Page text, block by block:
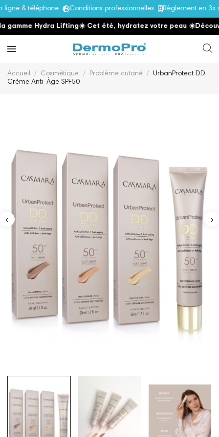
& téléphone Conditions professionnelles Règlement en 3x
Hydra Lifting☀️ Cet été, hydratez votre peau ☀️
Accueil Cosmétique Problème cutané
UrbanProtect DD
Crème Anti-Âge SPF50